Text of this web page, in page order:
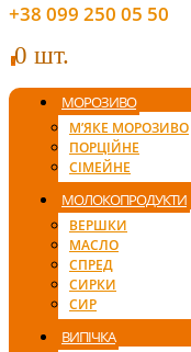
+38 099 250 05 50
00 шт.
МОРОЗИВО
М’ЯКЕ МОРОЗИВО
ПОРЦІЙНЕ
СІМЕЙНЕ
МОЛОКОПРОДУКТИ
ВЕРШКИ
МАСЛО
СПРЕД
СИРКИ
СИР
ВИПІЧКА